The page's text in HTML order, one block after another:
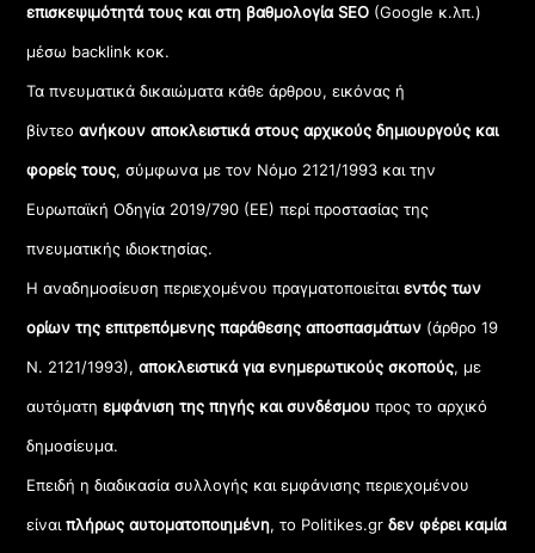
επισκεψιμότητά τους και στη βαθμολογία SEO (Google κ.λπ.)
μέσω backlink κοκ.
Τα πνευματικά δικαιώματα κάθε άρθρου, εικόνας ή
βίντεοανήκουν αποκλειστικά στους αρχικούς δημιουργούς και
φορείς τους, σύμφωνα με τον Νόμο 2121/1993 και την
Ευρωπαϊκή Οδηγία 2019/790 (ΕΕ) περί προστασίας της
πνευματικής ιδιοκτησίας.
Η αναδημοσίευση περιεχομένου πραγματοποιείταιεντός των
ορίων της επιτρεπόμενης παράθεσης αποσπασμάτων (άρθρο 19
Ν. 2121/1993), αποκλειστικά για ενημερωτικούς σκοπούς, με
αυτόματηεμφάνιση της πηγής και συνδέσμου προς το αρχικό
δημοσίευμα.
Επειδή η διαδικασία συλλογής και εμφάνισης περιεχομένου
είναιπλήρως αυτοματοποιημένη, το Politikes.grδεν φέρει καμία